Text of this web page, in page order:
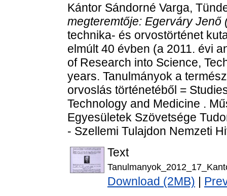
Kántor Sándorné Varga,
megteremtője: Egerváry Jenő
technika- és orvostörténet
elmúlt 40 évben (a 2011. évi
of Research into Science,
years. Tanulmányok a
orvoslás történetéből =
Technology and Medicine .
Egyesületek Szövetsége
- Szellemi Tulajdon Nemzeti
Text
Download (2MB)